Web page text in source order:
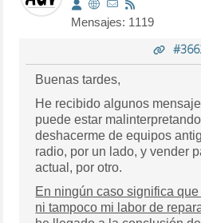
Mensajes: 1119
Buenas tardes,
He recibido algunos
puede estar
deshacerme de equipos
radio, por un lado, y vender
actual, por otro.
En ningún caso significa
ni tampoco mi labor de